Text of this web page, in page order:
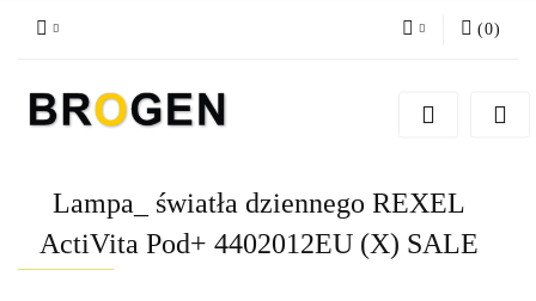
Zarejestruj się
Zgody cookies
(0)
Lampa_ światła dziennego REXEL
ActiVita Pod+ 4402012EU (X) SALE